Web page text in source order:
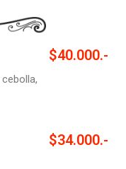
,
$40.000.-
$34.000.-